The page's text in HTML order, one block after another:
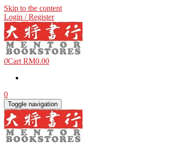
Skip to the content
Login / Register
0Cart RM0.00
0
Toggle navigation